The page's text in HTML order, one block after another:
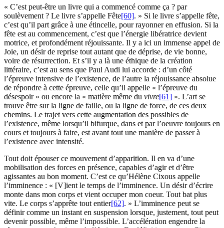
« C’est peut-être un livre qui a commencé comme ça ? par
soulèvement ? Le livre s’appelle Fête[60]. » Si le livre s’appelle fête,
c’est qu’il part grâce à une étincelle, pour rayonner en effusion. Si la
fête est au commencement, c’est que l’énergie libératrice devient
motrice, et profondément réjouissante. Il y a ici un immense appel de
Joie, un désir de reprise tout autant que de déprise, de vie bonne,
voire de résurrection. Et s’il y a là une éthique de la création
littéraire, c’est au sens que Paul Audi lui accorde : d’un côté
l’épreuve intensive de l’existence, de l’autre la réjouissance absolue
de répondre à cette épreuve, celle qu’il appelle « l’épreuve du
désespoir » ou encore la « matière même du vivre[61] ». L’art se
trouve être sur la ligne de faille, ou la ligne de force, de ces deux
chemins. Le trajet vers cette augmentation des possibles de
l’existence, même lorsqu’il bifurque, dans et par l’oeuvre toujours en
cours et toujours à faire, est avant tout une manière de passer à
l’existence avec intensité.
Tout doit épouser ce mouvement d’apparition. Il en va d’une
mobilisation des forces en présence, capables d’agir et d’être
agissantes au bon moment. C’est ce qu’Hélène Cixous appelle
l’imminence : « [V]ient le temps de l’imminence. Un désir d’écrire
monte dans mon corps et vient occuper mon coeur. Tout bat plus
vite. Le corps s’apprête tout entier[62]. » L’imminence peut se
définir comme un instant en suspension lorsque, justement, tout peut
devenir possible, même l’impossible. L’accélération engendre la